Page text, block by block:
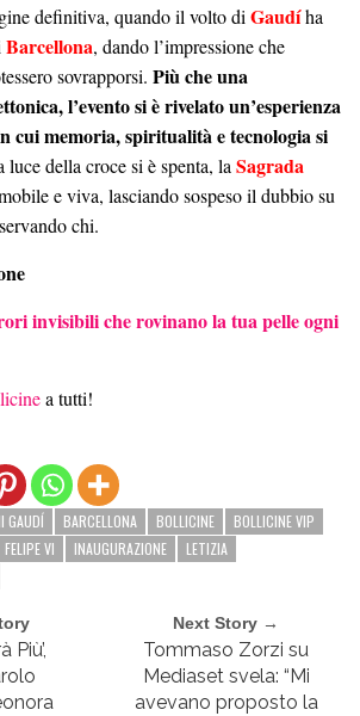
definitiva, quando il volto di Gaudíha
Barcellona, dando l’impressione che
sovrapporsi. Più che una
l’evento si è rivelato un’esperienza
cui memoria, spiritualità e tecnologia si
luce della croce si è spenta, la Sagrada
e viva, lasciando sospeso il dubbio su
chi.
invisibili che rovinano la tua pelle ogni
a tutti!
GAUDÍ BARCELLONA BOLLICINE
BOLLICINE VIP
FELIPE VI INAUGURAZIONE
LETIZIA
Più’,
Next Story →
Tommaso Zorzi su
Mediaset svela: “Mi
avevano proposto la